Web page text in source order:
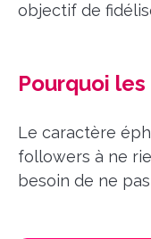
objectif de
Pourquoi
Le caractère
followers à ne
besoin de ne